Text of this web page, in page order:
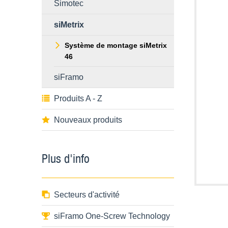
Simotec
siMetrix
Système de montage siMetrix
46
siFramo
Produits A - Z
Nouveaux produits
Plus d'info
Secteurs d'activité
siFramo One-Screw Technology